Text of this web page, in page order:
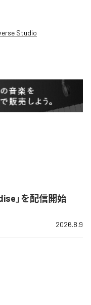
Studio
」を配信開始
2026.8.9